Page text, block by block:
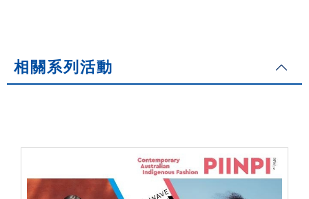
相關系列活動